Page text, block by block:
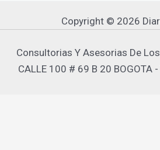
Copyright © 2026
Consultorias Y Asesorias De
CALLE 100 # 69 B 20 BOGOTA